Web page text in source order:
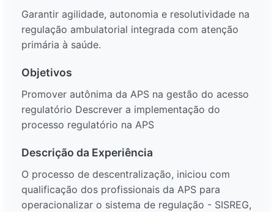
Garantir agilidade, autonomia e resolutividade na
regulação ambulatorial integrada com atenção
primária à saúde.
Objetivos
Promover autônima da APS na gestão do acesso
regulatório Descrever a implementação do
processo regulatório na APS
Descrição da Experiência
O processo de descentralização, iniciou com
qualificação dos profissionais da APS para
operacionalizar o sistema de regulação - SISREG,